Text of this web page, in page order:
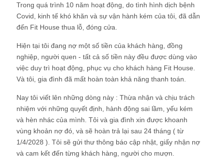
Trong quá trình 10 năm hoạt động, do tình hình dịch bệnh
Covid, kinh tế khó khăn và sự vận hành kém của tôi, đã dẫn
đến Fit House thua lỗ, đóng cửa.
Hiện tại tôi đang nợ một số tiền của khách hàng, đồng
nghiệp, người quen - tất cả số tiền này đều được dùng vào
việc duy trì hoạt động, phục vụ cho khách hàng Fit House.
Và tôi, gia đình đã mất hoàn toàn khả năng thanh toán.
Nay tôi viết lên những dòng này : Thừa nhận và chịu trách
nhiệm với những quyết định, hành động sai lầm, yếu kém
và hèn nhác của mình. Tôi và gia đình xin được khoanh
vùng khoản nợ đó, và sẽ hoàn trả lại sau 24 tháng ( từ
1/4/2028 ). Tôi sẽ gửi thư thông báo cập nhật, giấy nhận nợ
và cam kết đến từng khách hàng, người cho mượn.